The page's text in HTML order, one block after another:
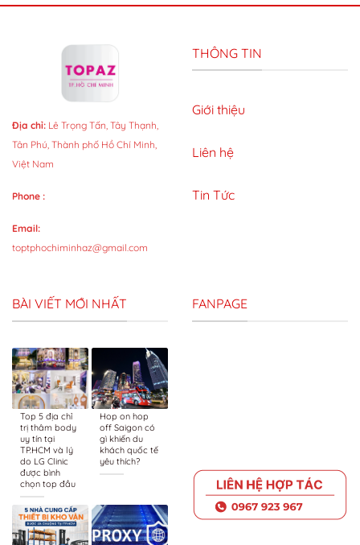
Địa chỉ: Lê Trọng Tấn, Tây Thạnh,
Tân Phú, Thành phố Hồ Chí Minh,
Việt Nam
Phone :
Email:
toptphochiminhaz@gmail.com
THÔNG TIN
Giới thiệu
Liên hệ
Tin Tức
BÀI VIẾT MỚI NHẤT
Top 5 địa chỉ
trị thâm body
uy tín tại
TP.HCM và lý
do LG Clinic
được bình
chọn top đầu
Hop on hop
off Saigon có
gì khiến du
khách quốc tế
yêu thích?
FANPAGE